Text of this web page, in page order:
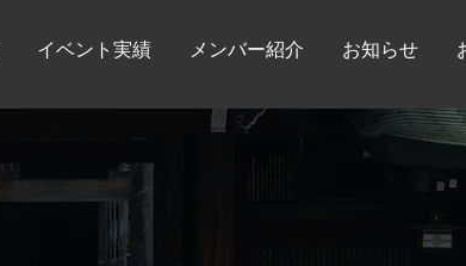
イベント実績 メンバー紹介 お知らせ